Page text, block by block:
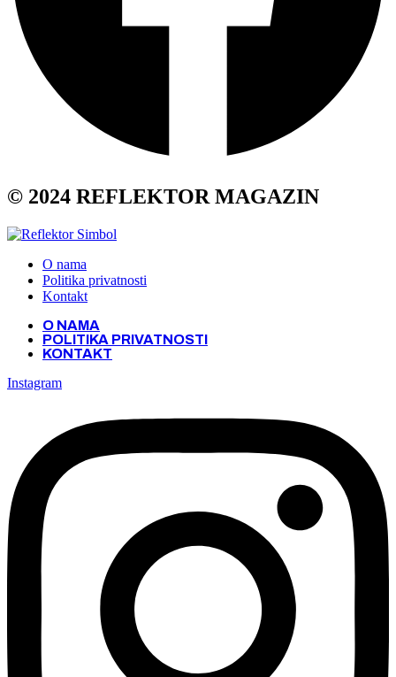
© 2024 REFLEKTOR MAGAZIN
O nama
Politika privatnosti
Kontakt
O NAMA
POLITIKA PRIVATNOSTI
KONTAKT
Instagram